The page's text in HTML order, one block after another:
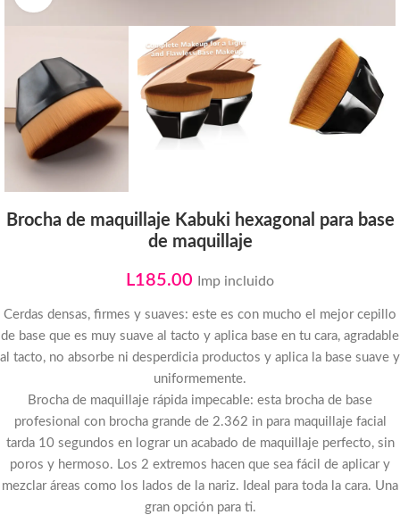
Brocha de maquillaje Kabuki hexagonal para base
de maquillaje
L185.00 Imp incluido
Cerdas densas, firmes y suaves: este es con mucho el mejor cepillo
de base que es muy suave al tacto y aplica base en tu cara, agradable
al tacto, no absorbe ni desperdicia productos y aplica la base suave y
uniformemente.
Brocha de maquillaje rápida impecable: esta brocha de base
profesional con brocha grande de 2.362 in para maquillaje facial
tarda 10 segundos en lograr un acabado de maquillaje perfecto, sin
poros y hermoso. Los 2 extremos hacen que sea fácil de aplicar y
mezclar áreas como los lados de la nariz. Ideal para toda la cara. Una
gran opción para ti.